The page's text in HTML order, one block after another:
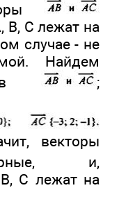
В, С лежат на
случае - не
Найдем
;
векторы
и,
В, С лежат на